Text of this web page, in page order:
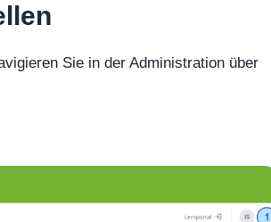
Sie in der Administration über